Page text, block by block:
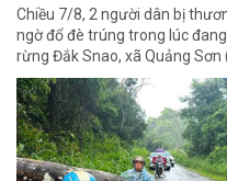
Chiều 7/8, 2 người dân bị
ngờ đổ đè trúng trong lúc
rừng Đắk Snao, xã Quảng Sơn